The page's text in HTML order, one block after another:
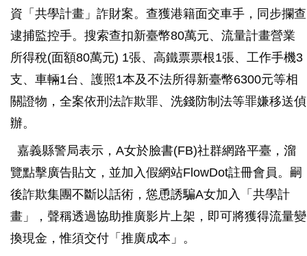
資「共學計畫」詐財案。查獲港籍面交車手，同步攔查
逮捕監控手。搜索查扣新臺幣80萬元、流量計畫營業
所得稅(面額80萬元) 1張、高鐵票票根1張、工作手機3
支、車輛1台、護照1本及不法所得新臺幣6300元等相
關證物，全案依刑法詐欺罪、洗錢防制法等罪嫌移送偵
辦。
嘉義縣警局表示，A女於臉書(FB)社群網路平臺，溜
覽點擊廣告貼文，並加入假網站FlowDot註冊會員。嗣
後詐欺集團不斷以話術，慫恿誘騙A女加入「共學計
畫」，聲稱透過協助推廣影片上架，即可將獲得流量變
換現金，惟須交付「推廣成本」。